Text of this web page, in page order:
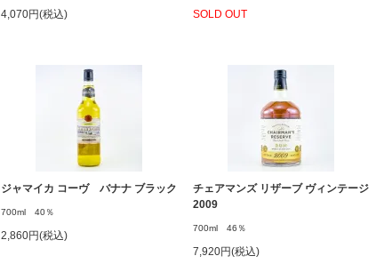
4,070円(税込) SOLD OUT
ジャマイカ コーヴ バナナ ブラック
700ml 40％
2,860円(税込)
チェアマンズ リザーブ ヴィンテージ
2009
700ml 46％
7,920円(税込)